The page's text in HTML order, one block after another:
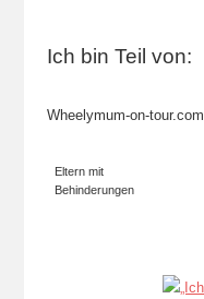
Ich bin Teil von:
Wheelymum-on-tour.com
Eltern mit
Behinderungen